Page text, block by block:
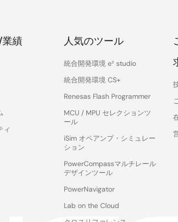
績
ィ
人気のツール
統合開発環境 e² studio
統合開発環境 CS+
Renesas Flash Programmer
MCU / MPU セレクションツ
ール
iSim オペアンプ・シミュレー
ション
PowerCompassマルチレール
デザインツール
PowerNavigator
Lab on the Cloud